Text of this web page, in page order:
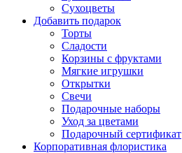
Сухоцветы
Добавить подарок
Торты
Сладости
Корзины с фруктами
Мягкие игрушки
Открытки
Свечи
Подарочные наборы
Уход за цветами
Подарочный сертификат
Корпоративная флористика